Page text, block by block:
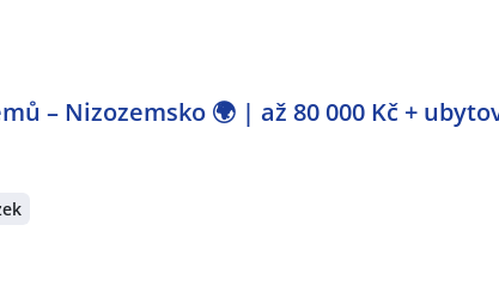
– Nizozemsko 🌍 | až 80 000 Kč +